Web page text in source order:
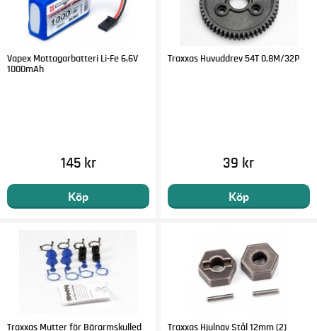
Vapex Mottagarbatteri Li-Fe 6,6V
1000mAh
145 kr
Köp
Traxxas Huvuddrev 54T 0.8M/32P
39 kr
Köp
Traxxas Mutter för Bärarmskulled Traxxas Hjulnav Stål 12mm (2)